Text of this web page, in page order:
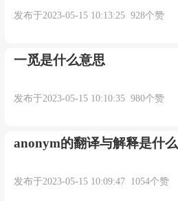
发布于2023-05-15 10:13:25 928个赞
一觅是什么意思
发布于2023-05-15 10:10:35 980个赞
anonym的翻译与解释是什么
发布于2023-05-15 10:09:47 1054个赞